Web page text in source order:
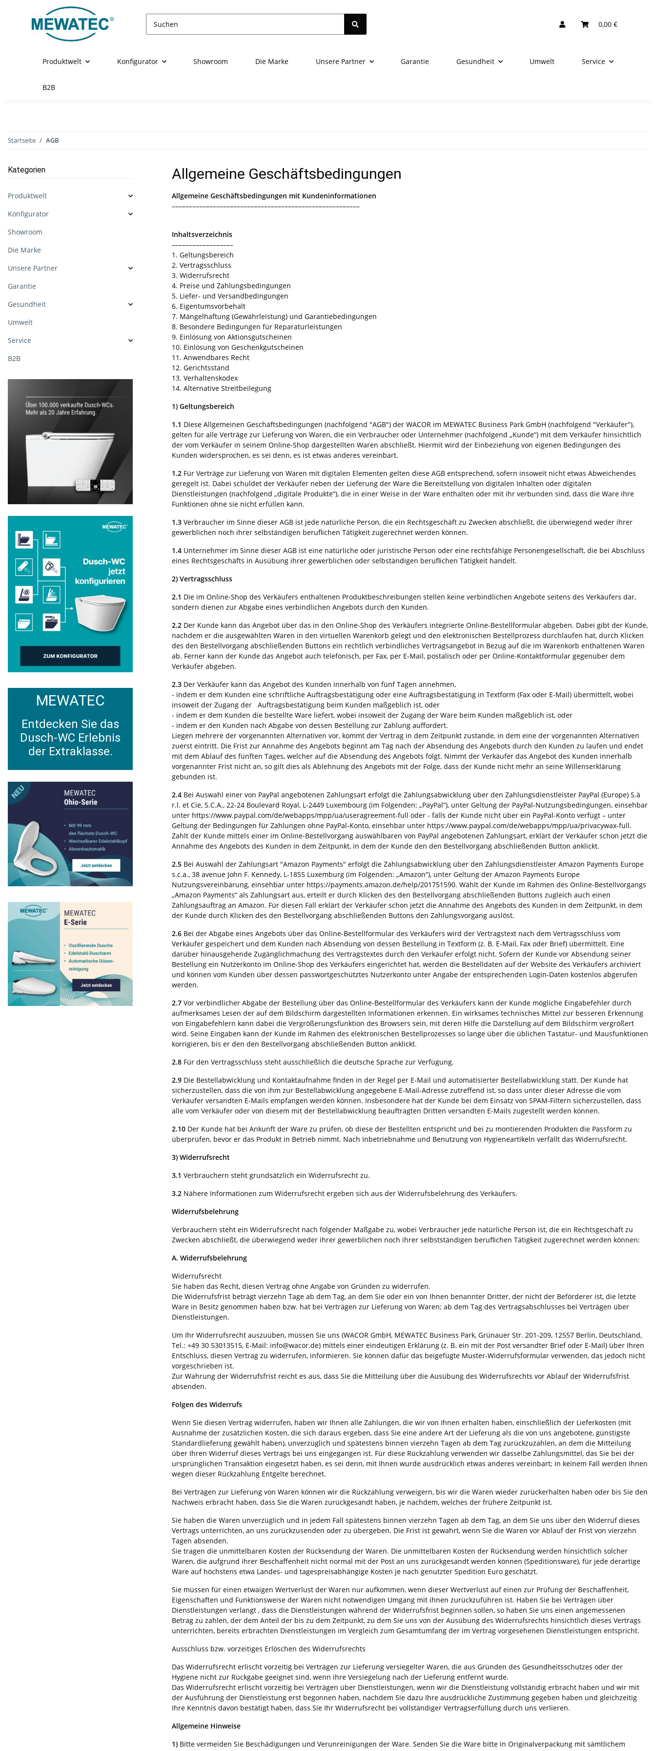
0,00 €
Produktwelt Konfigurator Showroom Die Marke Unsere Partner Garantie Gesundheit Umwelt Service
B2B
Startseite AGB
Allgemeine Geschäftsbedingungen
Allgemeine Geschäftsbedingungen mit Kundeninformationen
–––––––––––––––––––––––––––––––––––––––––––––––––––––––
Inhaltsverzeichnis
––––––––––––––––––
1. Geltungsbereich
2. Vertragsschluss
3. Widerrufsrecht
4. Preise und Zahlungsbedingungen
5. Liefer- und Versandbedingungen
6. Eigentumsvorbehalt
7. Mängelhaftung (Gewährleistung) und Garantiebedingungen
8. Besondere Bedingungen für Reparaturleistungen
9. Einlösung von Aktionsgutscheinen
10. Einlösung von Geschenkgutscheinen
11. Anwendbares Recht
12. Gerichtsstand
13. Verhaltenskodex
14. Alternative Streitbeilegung
1) Geltungsbereich
1.1 Diese Allgemeinen Geschäftsbedingungen (nachfolgend "AGB") der WACOR im MEWATEC Business Park GmbH (nachfolgend "Verkäufer"),
gelten für alle Verträge zur Lieferung von Waren, die ein Verbraucher oder Unternehmer (nachfolgend „Kunde“) mit dem Verkäufer hinsichtlich
der vom Verkäufer in seinem Online-Shop dargestellten Waren abschließt. Hiermit wird der Einbeziehung von eigenen Bedingungen des
Kunden widersprochen, es sei denn, es ist etwas anderes vereinbart.
1.2 Für Verträge zur Lieferung von Waren mit digitalen Elementen gelten diese AGB entsprechend, sofern insoweit nicht etwas Abweichendes
geregelt ist. Dabei schuldet der Verkäufer neben der Lieferung der Ware die Bereitstellung von digitalen Inhalten oder digitalen
Dienstleistungen (nachfolgend „digitale Produkte“), die in einer Weise in der Ware enthalten oder mit ihr verbunden sind, dass die Ware ihre
Funktionen ohne sie nicht erfüllen kann.
1.3 Verbraucher im Sinne dieser AGB ist jede natürliche Person, die ein Rechtsgeschäft zu Zwecken abschließt, die überwiegend weder ihrer
gewerblichen noch ihrer selbständigen beruflichen Tätigkeit zugerechnet werden können.
1.4 Unternehmer im Sinne dieser AGB ist eine natürliche oder juristische Person oder eine rechtsfähige Personengesellschaft, die bei Abschluss
eines Rechtsgeschäfts in Ausübung ihrer gewerblichen oder selbständigen beruflichen Tätigkeit handelt.
2) Vertragsschluss
2.1 Die im Online-Shop des Verkäufers enthaltenen Produktbeschreibungen stellen keine verbindlichen Angebote seitens des Verkäufers dar,
sondern dienen zur Abgabe eines verbindlichen Angebots durch den Kunden.
2.2 Der Kunde kann das Angebot über das in den Online-Shop des Verkäufers integrierte Online-Bestellformular abgeben. Dabei gibt der Kunde,
nachdem er die ausgewählten Waren in den virtuellen Warenkorb gelegt und den elektronischen Bestellprozess durchlaufen hat, durch Klicken
des den Bestellvorgang abschließenden Buttons ein rechtlich verbindliches Vertragsangebot in Bezug auf die im Warenkorb enthaltenen Waren
ab. Ferner kann der Kunde das Angebot auch telefonisch, per Fax, per E-Mail, postalisch oder per Online-Kontaktformular gegenüber dem
Verkäufer abgeben.
2.3 Der Verkäufer kann das Angebot des Kunden innerhalb von fünf Tagen annehmen,
- indem er dem Kunden eine schriftliche Auftragsbestätigung oder eine Auftragsbestätigung in Textform (Fax oder E-Mail) übermittelt, wobei
insoweit der Zugang der Auftragsbestätigung beim Kunden maßgeblich ist, oder
- indem er dem Kunden die bestellte Ware liefert, wobei insoweit der Zugang der Ware beim Kunden maßgeblich ist, oder
- indem er den Kunden nach Abgabe von dessen Bestellung zur Zahlung auffordert.
Liegen mehrere der vorgenannten Alternativen vor, kommt der Vertrag in dem Zeitpunkt zustande, in dem eine der vorgenannten Alternativen
zuerst eintritt. Die Frist zur Annahme des Angebots beginnt am Tag nach der Absendung des Angebots durch den Kunden zu laufen und endet
mit dem Ablauf des fünften Tages, welcher auf die Absendung des Angebots folgt. Nimmt der Verkäufer das Angebot des Kunden innerhalb
vorgenannter Frist nicht an, so gilt dies als Ablehnung des Angebots mit der Folge, dass der Kunde nicht mehr an seine Willenserklärung
gebunden ist.
2.4 Bei Auswahl einer von PayPal angebotenen Zahlungsart erfolgt die Zahlungsabwicklung über den Zahlungsdienstleister PayPal (Europe) S.à
r.l. et Cie, S.C.A., 22-24 Boulevard Royal, L-2449 Luxembourg (im Folgenden: „PayPal“), unter Geltung der PayPal-Nutzungsbedingungen, einsehbar
unter https://www.paypal.com/de/webapps/mpp/ua/useragreement-full oder - falls der Kunde nicht über ein PayPal-Konto verfügt – unter
Geltung der Bedingungen für Zahlungen ohne PayPal-Konto, einsehbar unter https://www.paypal.com/de/webapps/mpp/ua/privacywax-full.
Zahlt der Kunde mittels einer im Online-Bestellvorgang auswählbaren von PayPal angebotenen Zahlungsart, erklärt der Verkäufer schon jetzt die
Annahme des Angebots des Kunden in dem Zeitpunkt, in dem der Kunde den den Bestellvorgang abschließenden Button anklickt.
2.5 Bei Auswahl der Zahlungsart "Amazon Payments" erfolgt die Zahlungsabwicklung über den Zahlungsdienstleister Amazon Payments Europe
s.c.a., 38 avenue John F. Kennedy, L-1855 Luxemburg (im Folgenden: „Amazon“), unter Geltung der Amazon Payments Europe
Nutzungsvereinbarung, einsehbar unter https://payments.amazon.de/help/201751590. Wählt der Kunde im Rahmen des Online-Bestellvorgangs
„Amazon Payments“ als Zahlungsart aus, erteilt er durch Klicken des den Bestellvorgang abschließenden Buttons zugleich auch einen
Zahlungsauftrag an Amazon. Für diesen Fall erklärt der Verkäufer schon jetzt die Annahme des Angebots des Kunden in dem Zeitpunkt, in dem
der Kunde durch Klicken des den Bestellvorgang abschließenden Buttons den Zahlungsvorgang auslöst.
2.6 Bei der Abgabe eines Angebots über das Online-Bestellformular des Verkäufers wird der Vertragstext nach dem Vertragsschluss vom
Verkäufer gespeichert und dem Kunden nach Absendung von dessen Bestellung in Textform (z. B. E-Mail, Fax oder Brief) übermittelt. Eine
darüber hinausgehende Zugänglichmachung des Vertragstextes durch den Verkäufer erfolgt nicht. Sofern der Kunde vor Absendung seiner
Bestellung ein Nutzerkonto im Online-Shop des Verkäufers eingerichtet hat, werden die Bestelldaten auf der Website des Verkäufers archiviert
und können vom Kunden über dessen passwortgeschütztes Nutzerkonto unter Angabe der entsprechenden Login-Daten kostenlos abgerufen
werden.
2.7 Vor verbindlicher Abgabe der Bestellung über das Online-Bestellformular des Verkäufers kann der Kunde mögliche Eingabefehler durch
aufmerksames Lesen der auf dem Bildschirm dargestellten Informationen erkennen. Ein wirksames technisches Mittel zur besseren Erkennung
von Eingabefehlern kann dabei die Vergrößerungsfunktion des Browsers sein, mit deren Hilfe die Darstellung auf dem Bildschirm vergrößert
wird. Seine Eingaben kann der Kunde im Rahmen des elektronischen Bestellprozesses so lange über die üblichen Tastatur- und Mausfunktionen
korrigieren, bis er den den Bestellvorgang abschließenden Button anklickt.
2.8 Für den Vertragsschluss steht ausschließlich die deutsche Sprache zur Verfügung.
2.9 Die Bestellabwicklung und Kontaktaufnahme finden in der Regel per E-Mail und automatisierter Bestellabwicklung statt. Der Kunde hat
sicherzustellen, dass die von ihm zur Bestellabwicklung angegebene E-Mail-Adresse zutreffend ist, so dass unter dieser Adresse die vom
Verkäufer versandten E-Mails empfangen werden können. Insbesondere hat der Kunde bei dem Einsatz von SPAM-Filtern sicherzustellen, dass
alle vom Verkäufer oder von diesem mit der Bestellabwicklung beauftragten Dritten versandten E-Mails zugestellt werden können.
2.10 Der Kunde hat bei Ankunft der Ware zu prüfen, ob diese der Bestellten entspricht und bei zu montierenden Produkten die Passform zu
überprüfen, bevor er das Produkt in Betrieb nimmt. Nach Inbetriebnahme und Benutzung von Hygieneartikeln verfällt das Widerrufsrecht.
3) Widerrufsrecht
3.1 Verbrauchern steht grundsätzlich ein Widerrufsrecht zu.
3.2 Nähere Informationen zum Widerrufsrecht ergeben sich aus der Widerrufsbelehrung des Verkäufers.
Widerrufsbelehrung
Verbrauchern steht ein Widerrufsrecht nach folgender Maßgabe zu, wobei Verbraucher jede natürliche Person ist, die ein Rechtsgeschäft zu
Zwecken abschließt, die überwiegend weder ihrer gewerblichen noch ihrer selbstständigen beruflichen Tätigkeit zugerechnet werden können:
A. Widerrufsbelehrung
Widerrufsrecht
Sie haben das Recht, diesen Vertrag ohne Angabe von Gründen zu widerrufen.
Die Widerrufsfrist beträgt vierzehn Tage ab dem Tag, an dem Sie oder ein von Ihnen benannter Dritter, der nicht der Beförderer ist, die letzte
Ware in Besitz genommen haben bzw. hat bei Verträgen zur Lieferung von Waren; ab dem Tag des Vertragsabschlusses bei Verträgen über
Dienstleistungen.
Um Ihr Widerrufsrecht auszuüben, müssen Sie uns (WACOR GmbH, MEWATEC Business Park, Grünauer Str. 201-209, 12557 Berlin, Deutschland,
Tel.: +49 30 53013515, E-Mail: info@wacor.de) mittels einer eindeutigen Erklärung (z. B. ein mit der Post versandter Brief oder E-Mail) über Ihren
Entschluss, diesen Vertrag zu widerrufen, informieren. Sie können dafür das beigefügte Muster-Widerrufsformular verwenden, das jedoch nicht
vorgeschrieben ist.
Zur Wahrung der Widerrufsfrist reicht es aus, dass Sie die Mitteilung über die Ausübung des Widerrufsrechts vor Ablauf der Widerrufsfrist
absenden.
Folgen des Widerrufs
Wenn Sie diesen Vertrag widerrufen, haben wir Ihnen alle Zahlungen, die wir von Ihnen erhalten haben, einschließlich der Lieferkosten (mit
Ausnahme der zusätzlichen Kosten, die sich daraus ergeben, dass Sie eine andere Art der Lieferung als die von uns angebotene, günstigste
Standardlieferung gewählt haben), unverzüglich und spätestens binnen vierzehn Tagen ab dem Tag zurückzuzahlen, an dem die Mitteilung
über Ihren Widerruf dieses Vertrags bei uns eingegangen ist. Für diese Rückzahlung verwenden wir dasselbe Zahlungsmittel, das Sie bei der
ursprünglichen Transaktion eingesetzt haben, es sei denn, mit Ihnen wurde ausdrücklich etwas anderes vereinbart; in keinem Fall werden Ihnen
wegen dieser Rückzahlung Entgelte berechnet.
Bei Verträgen zur Lieferung von Waren können wir die Rückzahlung verweigern, bis wir die Waren wieder zurückerhalten haben oder bis Sie den
Nachweis erbracht haben, dass Sie die Waren zurückgesandt haben, je nachdem, welches der frühere Zeitpunkt ist.
Sie haben die Waren unverzüglich und in jedem Fall spätestens binnen vierzehn Tagen ab dem Tag, an dem Sie uns über den Widerruf dieses
Vertrags unterrichten, an uns zurückzusenden oder zu übergeben. Die Frist ist gewahrt, wenn Sie die Waren vor Ablauf der Frist von vierzehn
Tagen absenden.
Sie tragen die unmittelbaren Kosten der Rücksendung der Waren. Die unmittelbaren Kosten der Rücksendung werden hinsichtlich solcher
Waren, die aufgrund ihrer Beschaffenheit nicht normal mit der Post an uns zurückgesandt werden können (Speditionsware), für jede derartige
Ware auf höchstens etwa Landes- und tagespreisabhängige Kosten je nach genutzter Spedition Euro geschätzt.
Sie müssen für einen etwaigen Wertverlust der Waren nur aufkommen, wenn dieser Wertverlust auf einen zur Prüfung der Beschaffenheit,
Eigenschaften und Funktionsweise der Waren nicht notwendigen Umgang mit ihnen zurückzuführen ist. Haben Sie bei Verträgen über
Dienstleistungen verlangt , dass die Dienstleistungen während der Widerrufsfrist beginnen sollen, so haben Sie uns einen angemessenen
Betrag zu zahlen, der dem Anteil der bis zu dem Zeitpunkt, zu dem Sie uns von der Ausübung des Widerrufsrechts hinsichtlich dieses Vertrags
unterrichten, bereits erbrachten Dienstleistungen im Vergleich zum Gesamtumfang der im Vertrag vorgesehenen Dienstleistungen entspricht.
Ausschluss bzw. vorzeitiges Erlöschen des Widerrufsrechts
Das Widerrufsrecht erlischt vorzeitig bei Verträgen zur Lieferung versiegelter Waren, die aus Gründen des Gesundheitsschutzes oder der
Hygiene nicht zur Rückgabe geeignet sind, wenn ihre Versiegelung nach der Lieferung entfernt wurde.
Das Widerrufsrecht erlischt vorzeitig bei Verträgen über Dienstleistungen, wenn wir die Dienstleistung vollständig erbracht haben und wir mit
der Ausführung der Dienstleistung erst begonnen haben, nachdem Sie dazu Ihre ausdrückliche Zustimmung gegeben haben und gleichzeitig
Ihre Kenntnis davon bestätigt haben, dass Sie Ihr Widerrufsrecht bei vollständiger Vertragserfüllung durch uns verlieren.
Allgemeine Hinweise
1) Bitte vermeiden Sie Beschädigungen und Verunreinigungen der Ware. Senden Sie die Ware bitte in Originalverpackung mit sämtlichem
Kategorien
Produktwelt
Konfigurator
Showroom
Die Marke
Unsere Partner
Garantie
Gesundheit
Umwelt
Service
B2B
MEWATEC
Entdecken Sie das
Dusch-WC Erlebnis
der Extraklasse.